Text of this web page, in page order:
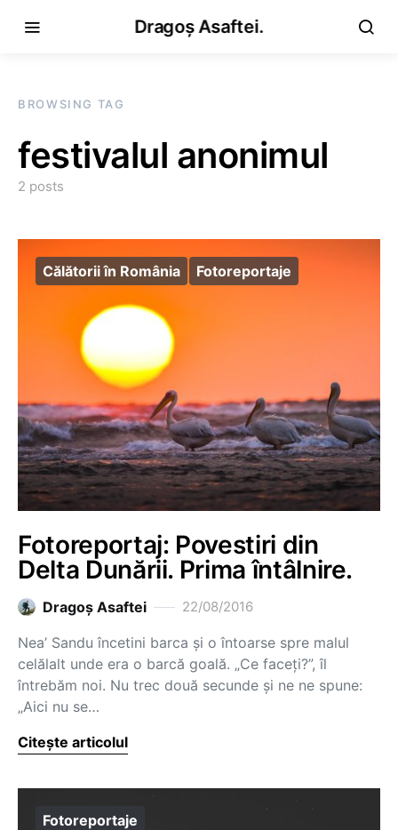
Dragoș Asaftei.
BROWSING TAG
festivalul anonimul
2 posts
Călătorii în România Fotoreportaje
Fotoreportaj: Povestiri din
Delta Dunării. Prima întâlnire.
Dragoş Asaftei 22/08/2016
Nea’ Sandu încetini barca și o întoarse spre malul
celălalt unde era o barcă goală. „Ce faceți?”, îl
întrebăm noi. Nu trec două secunde și ne ne spune:
„Aici nu se…
Citește articolul
Fotoreportaje